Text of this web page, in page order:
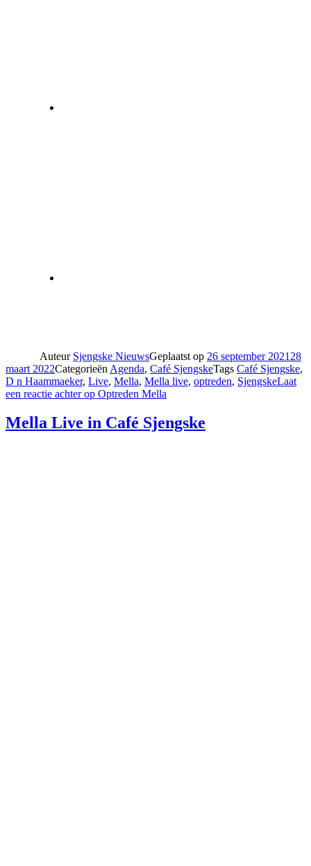
Auteur Sjengske NieuwsGeplaatst op 26 september 2021 28
maart 2022Categorieën Agenda, Café SjengskeTags Café Sjengske,
D n Haammaeker, Live, Mella, Mella live, optreden, SjengskeLaat
een reactie achterop Optreden Mella
Mella Live in Café Sjengske